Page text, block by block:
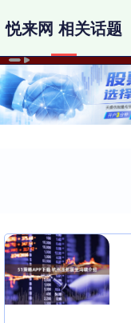
悦来网 相关话题